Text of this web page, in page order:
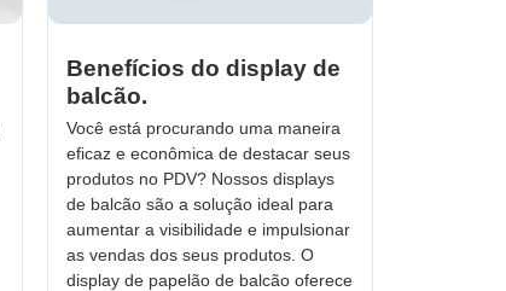
Benefícios do display de
balcão.
Você está procurando uma maneira
eficaz e econômica de destacar seus
produtos no PDV? Nossos displays
de balcão são a solução ideal para
aumentar a visibilidade e impulsionar
as vendas dos seus produtos. O
display de papelão de balcão oferece